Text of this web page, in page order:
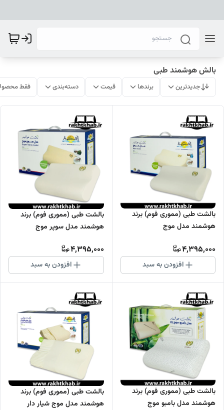
بالش هوشمند طبی
جدیدترین برندها قیمت دسته‌بندی فقط
بالشت طبی (مموری فوم) برند
هوشمند مدل موج
4,395,000
افزودن به سبد
بالشت طبی (مموری فوم) برند
هوشمند مدل سوپر موج
4,395,000
افزودن به سبد
بالشت طبی (مموری فوم) برند
هوشمند مدل بامبو موج
بالشت طبی (مموری فوم) برند
هوشمند مدل موج شیار دار